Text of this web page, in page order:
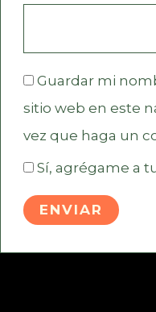
Guardar mi
sitio web en este
vez que haga un
Sí, agrégame a